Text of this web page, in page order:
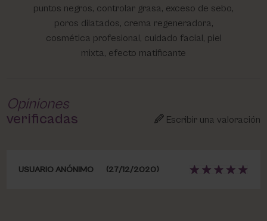
puntos negros, controlar grasa, exceso de sebo,
poros dilatados, crema regeneradora,
cosmética profesional, cuidado facial, piel
mixta, efecto matificante
Opiniones
verificadas
Escribir una valoración
USUARIO ANÓNIMO (27/12/2020)